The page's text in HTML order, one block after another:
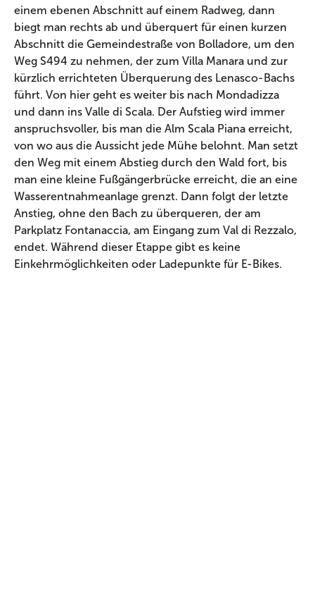
einem ebenen Abschnitt auf einem Radweg, dann
biegt man rechts ab und überquert für einen kurzen
Abschnitt die Gemeindestraße von Bolladore, um den
Weg S494 zu nehmen, der zum Villa Manara und zur
kürzlich errichteten Überquerung des Lenasco-Bachs
führt. Von hier geht es weiter bis nach Mondadizza
und dann ins Valle di Scala. Der Aufstieg wird immer
anspruchsvoller, bis man die Alm Scala Piana erreicht,
von wo aus die Aussicht jede Mühe belohnt. Man setzt
den Weg mit einem Abstieg durch den Wald fort, bis
man eine kleine Fußgängerbrücke erreicht, die an eine
Wasserentnahmeanlage grenzt. Dann folgt der letzte
Anstieg, ohne den Bach zu überqueren, der am
Parkplatz Fontanaccia, am Eingang zum Val di Rezzalo,
endet. Während dieser Etappe gibt es keine
Einkehrmöglichkeiten oder Ladepunkte für E-Bikes.